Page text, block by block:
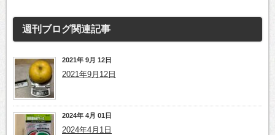
週刊ブログ関連記事
2021年 9月 12日
2021年9月12日
2024年 4月 01日
2024年4月1日